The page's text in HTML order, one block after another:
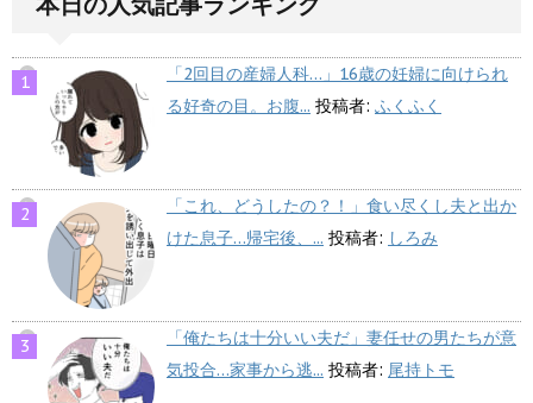
「2回目の産婦人科…」16歳の妊婦に向けられ
る好奇の目。お腹... 投稿者: ふくふく
「これ、どうしたの？！」食い尽くし夫と出か
けた息子…帰宅後、... 投稿者: しろみ
「俺たちは十分いい夫だ」妻任せの男たちが意
気投合…家事から逃... 投稿者: 尾持トモ